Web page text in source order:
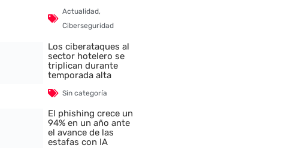
Actualidad,
Ciberseguridad
Los ciberataques al
sector hotelero se
triplican durante
temporada alta
Sin categoría
El phishing crece un
94% en un año ante
el avance de las
estafas con IA